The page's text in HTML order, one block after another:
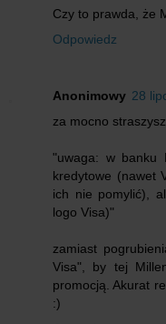
Czy to prawda, że
Odpowiedz
Anonimowy 28
za mocno
"uwaga: w banku
kredytowe (nawet
ich nie pomylić),
logo Visa)"
zamiast
Visa", by tej
promocją. Akurat
:)